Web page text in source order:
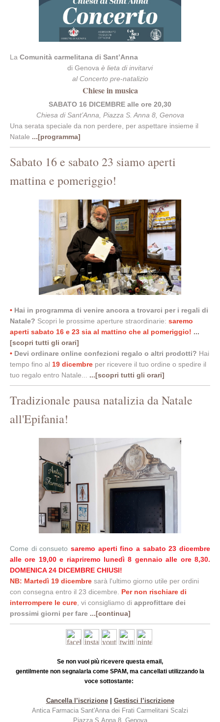
La Comunità carmelitana di Sant’Anna
di Genova è lieta di invitarvi
al Concerto pre-natalizio
Chiese in musica
SABATO 16 DICEMBRE alle ore 20,30
Chiesa di Sant’Anna, Piazza S. Anna 8, Genova
Una serata speciale da non perdere, per aspettare insieme il
Natale ...[programma]
Sabato 16 e sabato 23 siamo aperti
mattina e pomeriggio!
• Hai in programma di venire ancora a trovarci per i regali di
Natale? Scopri le prossime aperture straordinarie: saremo
aperti sabato 16 e 23 sia al mattino che al pomeriggio! ...
[scopri tutti gli orari]
• Devi ordinare online confezioni regalo o altri prodotti? Hai
tempo fino al 19 dicembre per ricevere il tuo ordine o spedire il
tuo regalo entro Natale...
...[scopri tutti gli orari]
Tradizionale pausa natalizia da Natale
all'Epifania!
Come di consueto saremo aperti fino a sabato 23 dicembre
alle ore 19,00 e riapriremo lunedì 8 gennaio alle ore 8,30.
DOMENICA 24 DICEMBRE CHIUSI!
NB: Martedì 19 dicembre sarà l'ultimo giorno utile per ordini
con consegna entro il 23 dicembre.
Per non rischiare di
interrompere le cure , vi consigliamo di approfittare dei
prossimi giorni per fare ...[continua]
Se non vuoi più ricevere questa email,
gentilmente non segnalarla come SPAM, ma cancellati utilizzando la
voce sottostante:
Cancella l’iscrizione| Gestisci l’iscrizione
Antica Farmacia Sant'Anna dei Frati Carmelitani Scalzi
Piazza S.Anna 8, Genova